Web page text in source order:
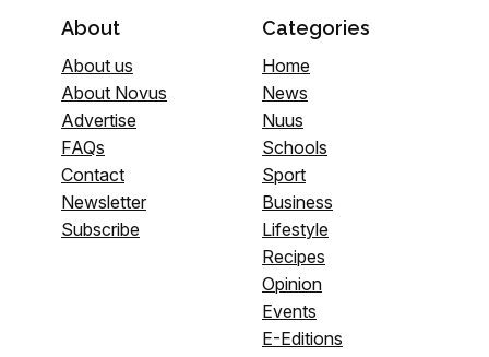
About
About us
About Novus
Advertise
FAQs
Contact
Newsletter
Subscribe
Categories
Home
News
Nuus
Schools
Sport
Business
Lifestyle
Recipes
Opinion
Events
E-Editions